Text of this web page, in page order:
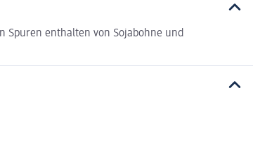
Spuren enthalten von Sojabohne und